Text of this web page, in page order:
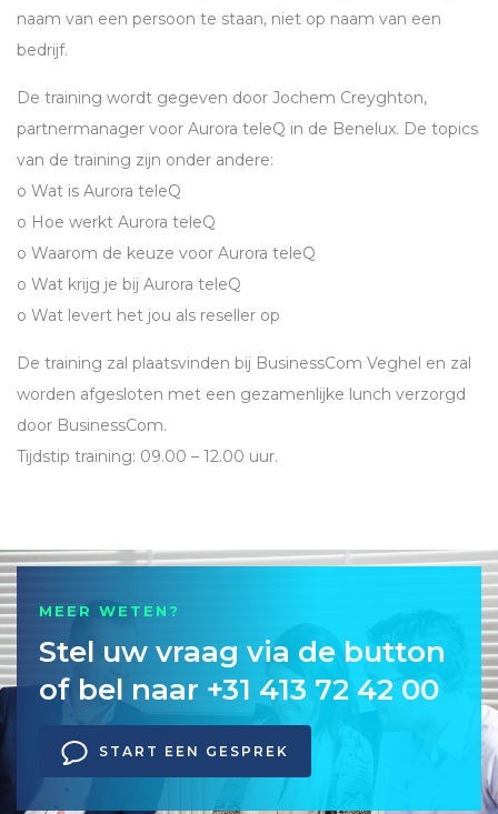
naam van een persoon te staan, niet op naam van een
bedrijf.
De training wordt gegeven door Jochem Creyghton,
partnermanager voor Aurora teleQ in de Benelux. De topics
van de training zijn onder andere:
o Wat is Aurora teleQ
o Hoe werkt Aurora teleQ
o Waarom de keuze voor Aurora teleQ
o Wat krijg je bij Aurora teleQ
o Wat levert het jou als reseller op
De training zal plaatsvinden bij BusinessCom Veghel en zal
worden afgesloten met een gezamenlijke lunch verzorgd
door BusinessCom.
Tijdstip training: 09.00 – 12.00 uur.
MEER WETEN?
Stel uw vraag via de button
of bel naar +31 413 72 42 00
START EEN GESPREK